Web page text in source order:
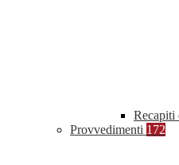
Recapiti
Provvedimenti 172